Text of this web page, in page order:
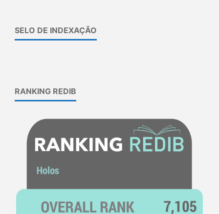
SELO DE INDEXAÇÃO
RANKING REDIB